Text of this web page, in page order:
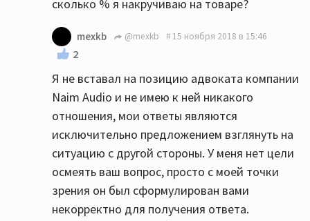
позицию адвоката компании найм? вам
хочеться представить мой вопрос смешным,
сделать из меня шута горохового, что б у
читающих данную тему, мой вопрос вызывал
смех а не заставлял задуматься о сути
происходящего? не думаю что это
получиться, отстаивать вашу точку зрения
конечно станут продавцы техники коих тут
большинство, но простому обывателю не
получающему дохода от продаж
аудиотехники мой интерес к данной теме
вполне понятен, и вот им как как и мне
сколько % я накручиваю на товаре?
mexkb @mexkb 15 ноября 2018 в 15:46
2
Я не вставал на позицию адвоката компании
Naim Audio и не имею к ней никакого
отношения, мои ответы являются
исключительно предложением взглянуть на
ситуацию с другой стороны. У меня нет цели
осмеять ваш вопрос, просто с моей точки
зрения он был сформулирован вами
некорректно для получения ответа.